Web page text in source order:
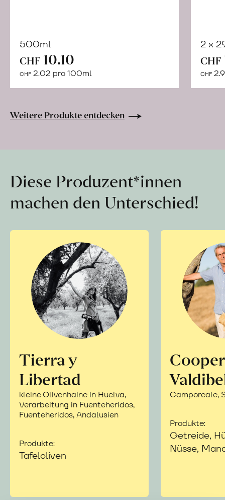
500ml
CHF 10.10
CHF 2.02 pro 100ml
Warenkorb
2 x
CHF
CHF
Weitere Produkte entdecken
Diese Produzent*innen
machen den Unterschied!
Tierra y
Libertad
kleine Olivenhaine in Huelva,
Verarbeitung in Fuenteheridos,
Fuenteheridos, Andalusien
Produkte:
Tafeloliven
Camporeale,
Produkte:
Getreide,
Nüsse,